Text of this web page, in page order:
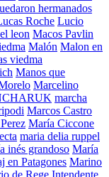
hermanados
Roche Lucio
leon Macos Pavlin
Malón Malon en
viedma
Manos que
Marcelino
marcha
Marcos Castro
María Ciccone
maria delia ruppel
inés grandoso María
en Patagones Marino
de Rege Intendente